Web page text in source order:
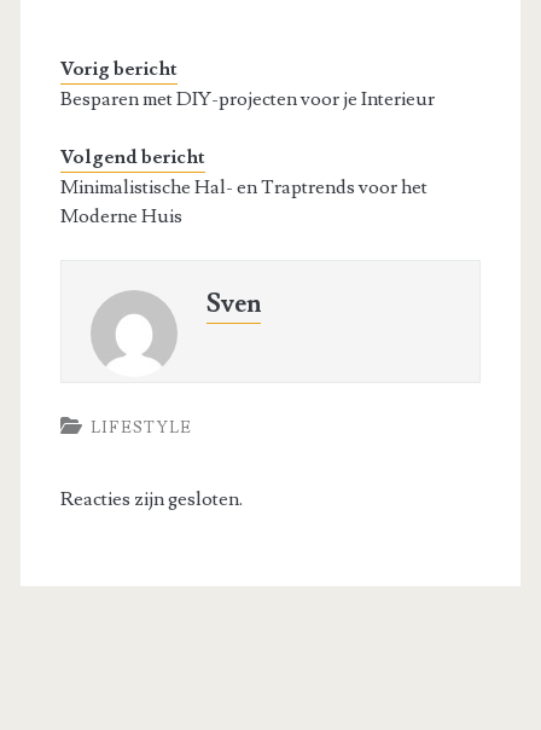
Vorig bericht
Besparen met DIY-projecten voor je Interieur
Volgend bericht
Minimalistische Hal- en Traptrends voor het
Moderne Huis
Sven
LIFESTYLE
Reacties zijn gesloten.